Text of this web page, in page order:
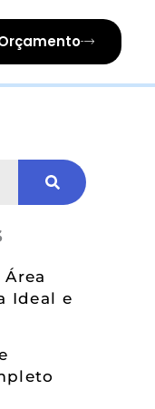
Ideal e